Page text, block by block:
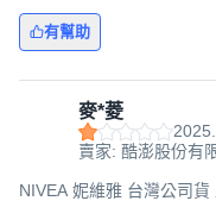
有幫助
麥*菱
賣家: 酷澎股份有
NIVEA 妮維雅 台灣公司